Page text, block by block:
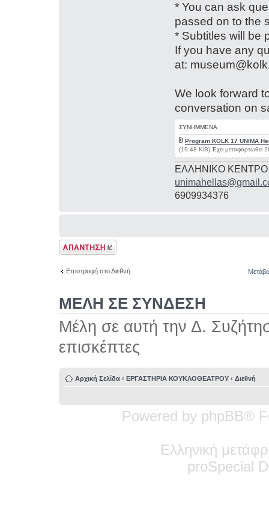
* You can ask
passed on to the
* Subtitles will be
If you have any
at:
We look forward
conversation on
ΣΥΝΗΜΜΕΝΑ
Program KOLK 17 UNIMA
(19.48 KiB) Έχει μεταφορτωθεί
ΕΛΛΗΝΙΚΟ
6909934376
Δημιουργία
απάντησης
Επιστροφή στο Διεθνή
ΜΕΛΗ ΣΕ ΣΥΝΔΕΣΗ
Μέλη σε αυτή την Δ.
επισκέπτες
Αρχική Σελίδα ‹ ΕΡΓΑΣΤΗΡΙΑ ΚΟΥΚΛΟΘΕΑΤΡΟΥ ‹ Διεθνή
Powered by phpBB®
Ελληνική
proSpecial